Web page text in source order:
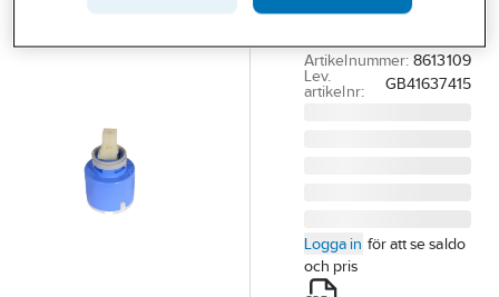
KERAMIKPAKET 7
Artikelnummer: 8613109
Lev.
artikelnr:
GB41637415
Logga in för att se saldo
och pris